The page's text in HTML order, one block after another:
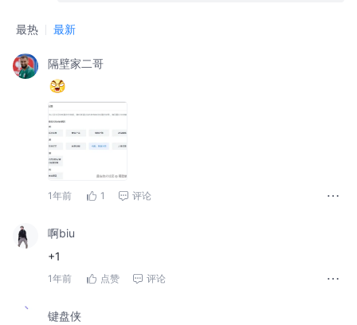
最热 最新
隔壁家二哥
1年前 1 评论
啊biu
+1
1年前 点赞 评论
键盘侠